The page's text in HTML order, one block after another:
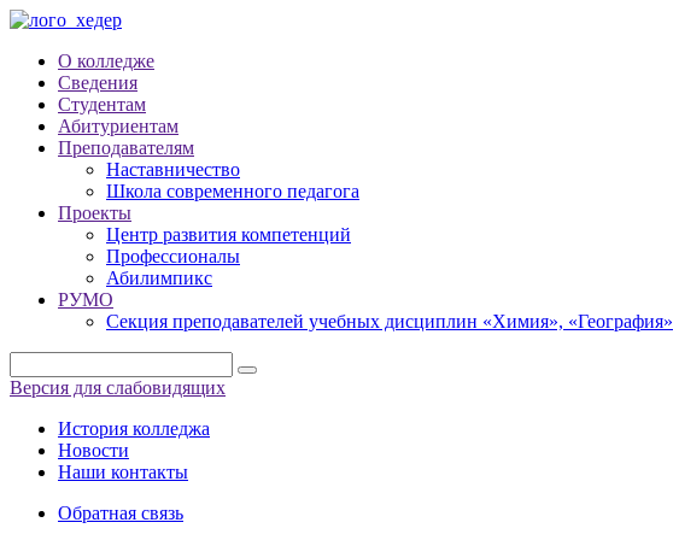
О колледже
Сведения
Студентам
Абитуриентам
Преподавателям
Наставничество
Школа современного педагога
Проекты
Центр развития компетенций
Профессионалы
Абилимпикс
РУМО
Секция преподавателей учебных дисциплин «Химия», «География»
Версия для слабовидящих
История колледжа
Новости
Наши контакты
Обратная связь